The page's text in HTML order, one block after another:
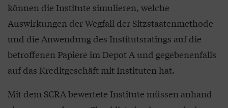
können die Institute simulieren, welche
Auswirkungen der Wegfall der Sitzstaatenmethode
und die Anwendung des Institutsratings auf die
betroffenen Papiere im Depot A und gegebenenfalls
auf das Kreditgeschäft mit Instituten hat.
Mit dem SCRA bewertete Institute müssen anhand